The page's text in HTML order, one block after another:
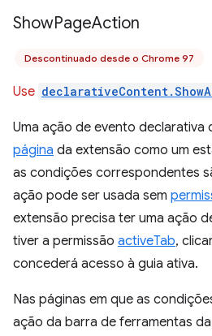
ShowPageAction
Descontinuado desde o Chrome 97
Use
Uma ação de evento declarativa
página da extensão como um
as condições correspondentes
ação pode ser usada sem
extensão precisa ter uma ação
tiver a permissão activeTab,
concederá acesso à guia ativa.
Nas páginas em que as
ação da barra de ferramentas